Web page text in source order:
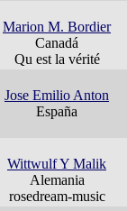
Marion M. Bordier
Canadá
Qu est la vérité
Jose Emilio Anton
España
Wittwulf Y Malik
Alemania
rosedream-music